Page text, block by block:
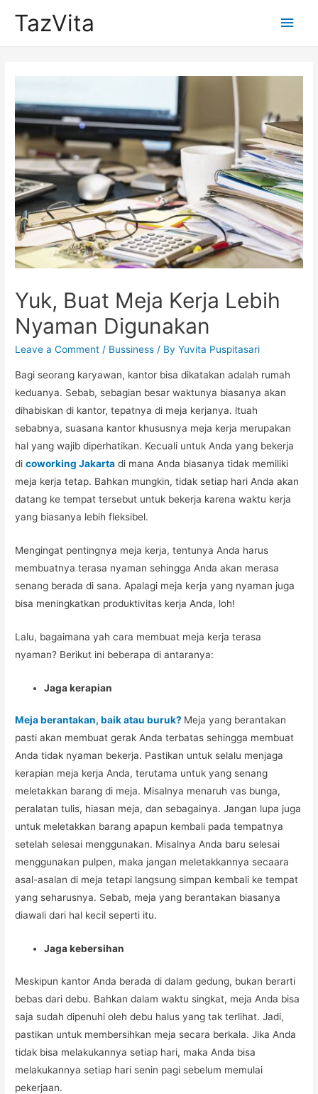
TazVita
Main
Yuk, Buat Meja Kerja Lebih
Nyaman Digunakan
Leave a Comment / Bussiness / ByYuvita Puspitasari
Bagi seorang karyawan, kantor bisa dikatakan adalah rumah
keduanya. Sebab, sebagian besar waktunya biasanya akan
dihabiskan di kantor, tepatnya di meja kerjanya. ltuah
sebabnya, suasana kantor khususnya meja kerja merupakan
hal yang wajib diperhatikan. Kecuali untuk Anda yang bekerja
dicoworking Jakarta di mana Anda biasanya tidak memiliki
meja kerja tetap. Bahkan mungkin, tidak setiap hari Anda akan
datang ke tempat tersebut untuk bekerja karena waktu kerja
yang biasanya lebih fleksibel.
Mengingat pentingnya meja kerja, tentunya Anda harus
membuatnya terasa nyaman sehingga Anda akan merasa
senang berada di sana. Apalagi meja kerja yang nyaman juga
bisa meningkatkan produktivitas kerja Anda, loh!
Lalu, bagaimana yah cara membuat meja kerja terasa
nyaman? Berikut ini beberapa di antaranya:
Jaga kerapian
Meja berantakan, baik atau buruk? Meja yang berantakan
pasti akan membuat gerak Anda terbatas sehingga membuat
Anda tidak nyaman bekerja. Pastikan untuk selalu menjaga
kerapian meja kerja Anda, terutama untuk yang senang
meletakkan barang di meja. Misalnya menaruh vas bunga,
peralatan tulis, hiasan meja, dan sebagainya. Jangan lupa juga
untuk meletakkan barang apapun kembali pada tempatnya
setelah selesai menggunakan. Misalnya Anda baru selesai
menggunakan pulpen, maka jangan meletakkannya secaara
asal-asalan di meja tetapi langsung simpan kembali ke tempat
yang seharusnya. Sebab, meja yang berantakan biasanya
diawali dari hal kecil seperti itu.
Jaga kebersihan
Meskipun kantor Anda berada di dalam gedung, bukan berarti
bebas dari debu. Bahkan dalam waktu singkat, meja Anda bisa
saja sudah dipenuhi oleh debu halus yang tak terlihat. Jadi,
pastikan untuk membersihkan meja secara berkala. Jika Anda
tidak bisa melakukannya setiap hari, maka Anda bisa
melakukannya setiap hari senin pagi sebelum memulai
pekerjaan.